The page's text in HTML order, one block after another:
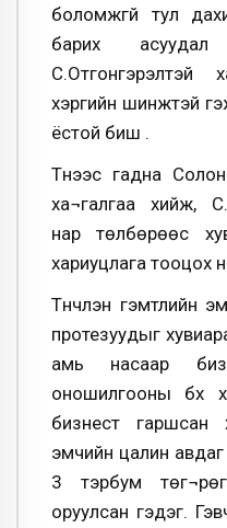
боломжгүй тул
барих асуудал
С.Отгонгэрэлтэй
хэргийн шинжтэй гэж
ёстой биш үү.
Түүнээс гадна
ха¬галгаа хийж,
нар төлбөрөөс
хариуцлага тооцох
Түүнчлэн гэмтлийн
протезуудыг
амь насаар
оношилгооны бүх
бизнест гаршсан
эмчийн цалин авдаг
3 тэрбум
оруулсан гэдэг.